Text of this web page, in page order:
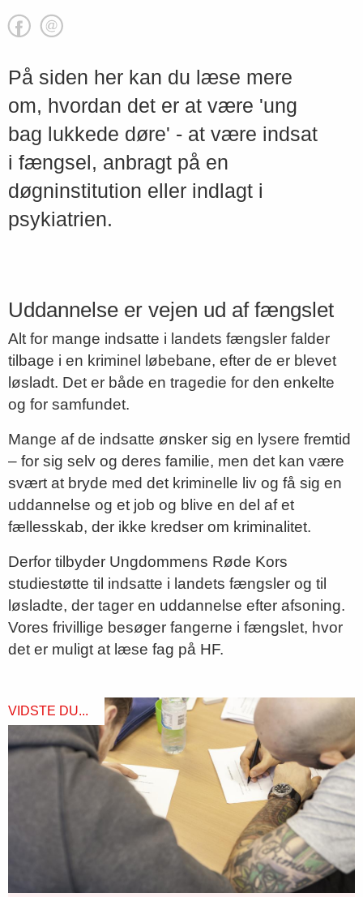
På siden her kan du læse mere
om, hvordan det er at være 'ung
bag lukkede døre' - at være indsat
i fængsel, anbragt på en
døgninstitution eller indlagt i
psykiatrien.
Uddannelse er vejen ud af fængslet
Alt for mange indsatte i landets fængsler falder
tilbage i en kriminel løbebane, efter de er blevet
løsladt. Det er både en tragedie for den enkelte
og for samfundet.
Mange af de indsatte ønsker sig en lysere fremtid
– for sig selv og deres familie, men det kan være
svært at bryde med det kriminelle liv og få sig en
uddannelse og et job og blive en del af et
fællesskab, der ikke kredser om kriminalitet.
Derfor tilbyder Ungdommens Røde Kors
studiestøtte til indsatte i landets fængsler og til
løsladte, der tager en uddannelse efter afsoning.
Vores frivillige besøger fangerne i fængslet, hvor
det er muligt at læse fag på HF.
VIDSTE DU...